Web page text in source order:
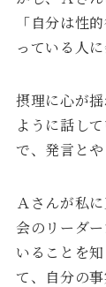
「自分は性
っている人
摂理に心が
ように話し
で、発言と
Ａさんが私
会のリーダ
いることを
て、自分の